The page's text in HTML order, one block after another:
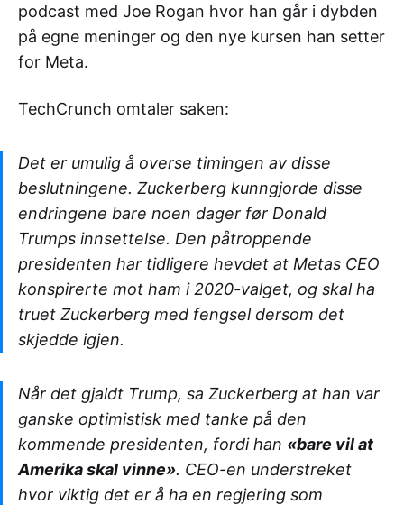
podcast med Joe Rogan hvor han går i dybden
på egne meninger og den nye kursen han setter
for Meta.
TechCrunch omtaler saken:
Det er umulig å overse timingen av disse
beslutningene. Zuckerberg kunngjorde disse
endringene bare noen dager før Donald
Trumps innsettelse. Den påtroppende
presidenten har tidligere hevdet at Metas CEO
konspirerte mot ham i 2020-valget, og skal ha
truet Zuckerberg med fengsel dersom det
skjedde igjen.
Når det gjaldt Trump, sa Zuckerberg at han var
ganske optimistisk med tanke på den
kommende presidenten, fordi han «bare vil at
Amerika skal vinne». CEO-en understreket
hvor viktig det er å ha en regjering som